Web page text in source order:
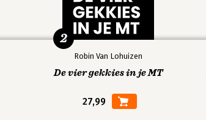
Robin Van Lohuizen
De vier gekkies in je MT
27,99
2